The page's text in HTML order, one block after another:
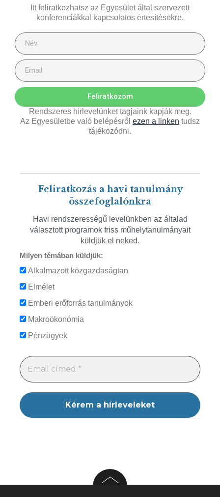
Itt feliratkozhatsz az Egyesület által szervezett
konferenciákkal kapcsolatos értesítésekre.
Feliratkozom
Rendszeres hírlevelünket tagjaink kapják meg.
Az Egyesületbe való belépésről ezen a linken tudsz
tájékozódni.
Feliratkozás a havi tanulmány
összefoglalónkra
Havi rendszerességű levelünkben az általad
választott programok friss műhelytanulmányait
küldjük el neked.
Milyen témában küldjük:
Alkalmazott közgazdaságtan
Elmélet
Emberi erőforrás tanulmányok
Makroökonómia
Pénzügyek